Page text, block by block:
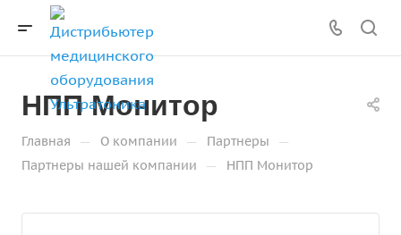
НПП Монитор
Главная — О компании — Партнеры —
Партнеры нашей компании — НПП Монитор